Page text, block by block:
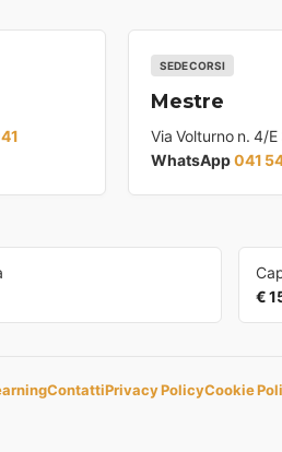
SEDE CORSI
Mestre
Via Volturno n. 4/
WhatsApp041
€
ContattiPrivacy PolicyCookie